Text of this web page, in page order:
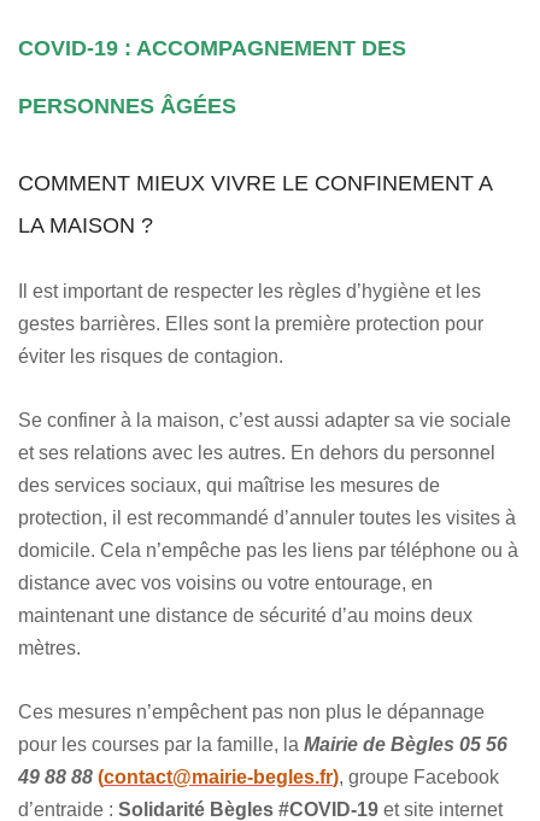
COVID-19 : ACCOMPAGNEMENT DES
PERSONNES ÂGÉES
COMMENT MIEUX VIVRE LE CONFINEMENT A
LA MAISON ?
Il est important de respecter les règles d’hygiène et les
gestes barrières. Elles sont la première protection pour
éviter les risques de contagion.
Se confiner à la maison, c’est aussi adapter sa vie sociale
et ses relations avec les autres. En dehors du personnel
des services sociaux, qui maîtrise les mesures de
protection, il est recommandé d’annuler toutes les visites à
domicile. Cela n’empêche pas les liens par téléphone ou à
distance avec vos voisins ou votre entourage, en
maintenant une distance de sécurité d’au moins deux
mètres.
Ces mesures n’empêchent pas non plus le dépannage
pour les courses par la famille, la Mairie de Bègles 05 56
49 88 88 (contact@mairie-begles.fr), groupe Facebook
d’entraide : Solidarité Bègles #COVID-19 et site internet